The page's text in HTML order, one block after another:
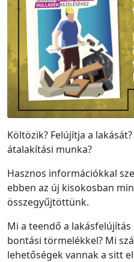
Költözik? Felújítja a
átalakítási munka?
Hasznos információkkal
ebben az új kisokosban
összegyűjtöttünk.
Mi a teendő a
bontási törmelékkel? Mi
lehetőségek vannak a sitt